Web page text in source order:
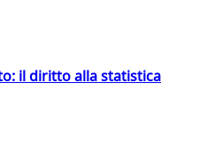
il diritto alla statistica